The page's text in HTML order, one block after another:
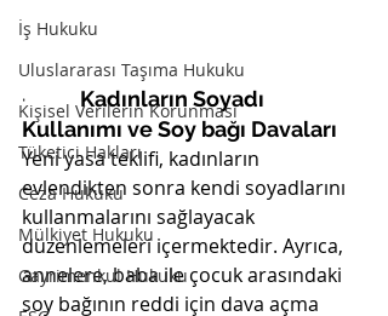
İş Hukuku
Uluslararası Taşıma Hukuku
Kişisel Verilerin Korunması
Tüketici Hakları
Ceza Hukuku
Mülkiyet Hukuku
Gayrimenkul Hukuku
· Kadınların Soyadı
Kullanımı ve Soy bağı Davaları
Yeni yasa teklifi, kadınların
evlendikten sonra kendi soyadlarını
kullanmalarını sağlayacak
düzenlemeleri içermektedir. Ayrıca,
annelere, baba ile çocuk arasındaki
soy bağının reddi için dava açma